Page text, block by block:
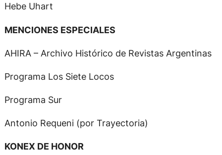
Hebe Uhart
MENCIONES ESPECIALES
AHIRA – Archivo Histórico de Revistas Argentinas
Programa Los Siete Locos
Programa Sur
Antonio Requeni (por Trayectoria)
KONEX DE HONOR